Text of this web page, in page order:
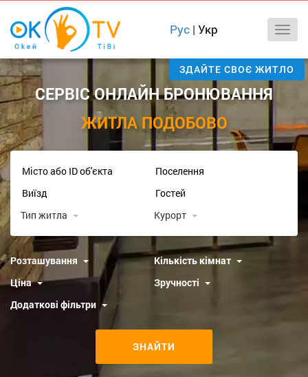
Рус | Укр
ЗДАЙТЕ СВОЄ ЖИТЛО
СЕРВІС ОНЛАЙН БРОНЮВАННЯ
ЖИТЛА ПОДОБОВО
Тип житла Курорт
Розташування
Кількість кімнат
Ціна
Зручності
Додаткові фільтри
ЗНАЙТИ